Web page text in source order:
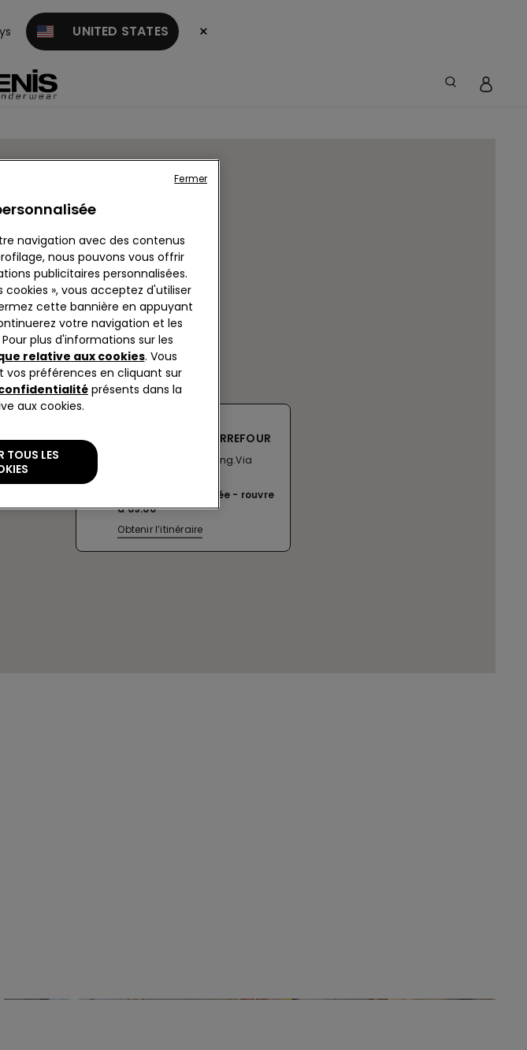
UNITED STATES ×
LIMBIATE CCLE CARREFOUR
Isonzo 5, Ex S.S.527,Ang.Via
Actuellement fermée
rouvre
à09:00
Obtenir l’itinéraire
navigation avec des contenus
nous pouvons vous offrir
publicitaires personnalisées.
», vous acceptez d'utiliser
cette bannière en appuyant
votre navigation et les
plus d'informations sur les
relative aux cookies. Vous
préférences en cliquant sur
présents dans la
aux cookies.
TOUS LES
Fermer